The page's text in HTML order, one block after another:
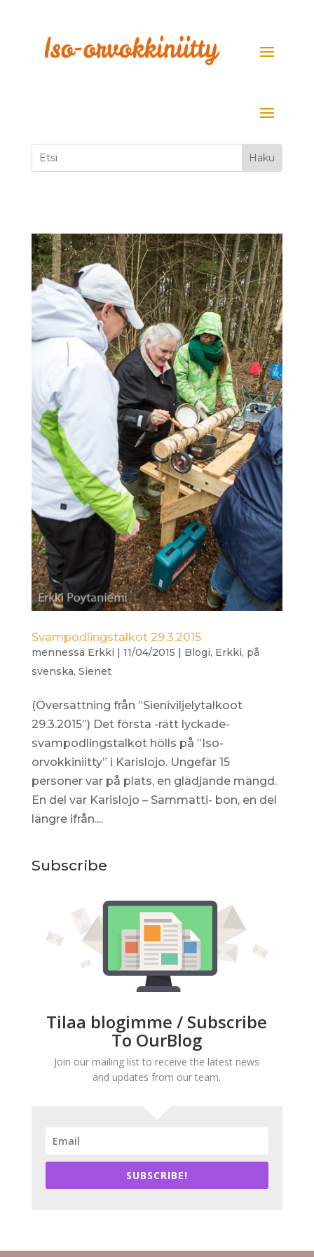
Svampodlingstalkot 29.3.2015
mennessä Erkki | 11/04/2015 | Blogi, Erkki, på
svenska, Sienet
(Översättning från ”Sieniviljelytalkoot
29.3.2015”) Det första -rätt lyckade-
svampodlingstalkot hölls på ”Iso-
orvokkiniitty” i Karislojo. Ungefär 15
personer var på plats, en glädjande mängd.
En del var Karislojo – Sammatti- bon, en del
längre ifrån....
Subscribe
Tilaa blogimme / Subscribe
To OurBlog
Join our mailing list to receive the latest news
and updates from our team.
SUBSCRIBE!